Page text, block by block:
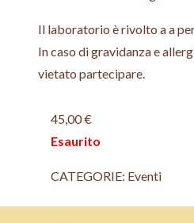
Il laboratorio è rivolto a a
In caso di gravidanza e
vietato partecipare.
45,00€
Esaurito
CATEGORIE: Eventi